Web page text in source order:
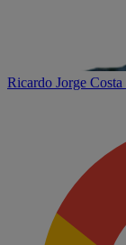
Ricardo Jorge Costa